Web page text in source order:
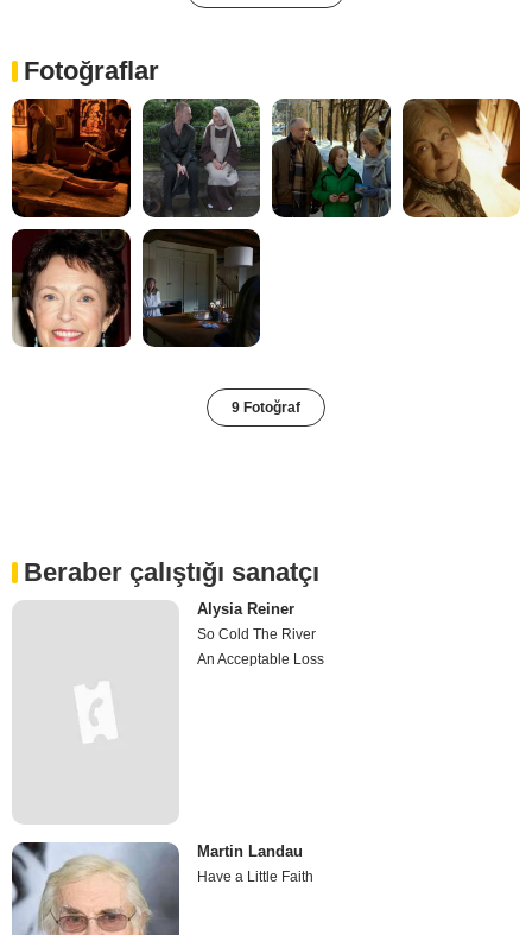
Fotoğraflar
9 Fotoğraf
Beraber çalıştığı sanatçı
Alysia Reiner
So Cold The River
An Acceptable Loss
Martin Landau
Have a Little Faith